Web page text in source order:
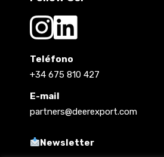
Teléfono
+34 675 810 427
E-mail
partners@deerexport.com
Newsletter